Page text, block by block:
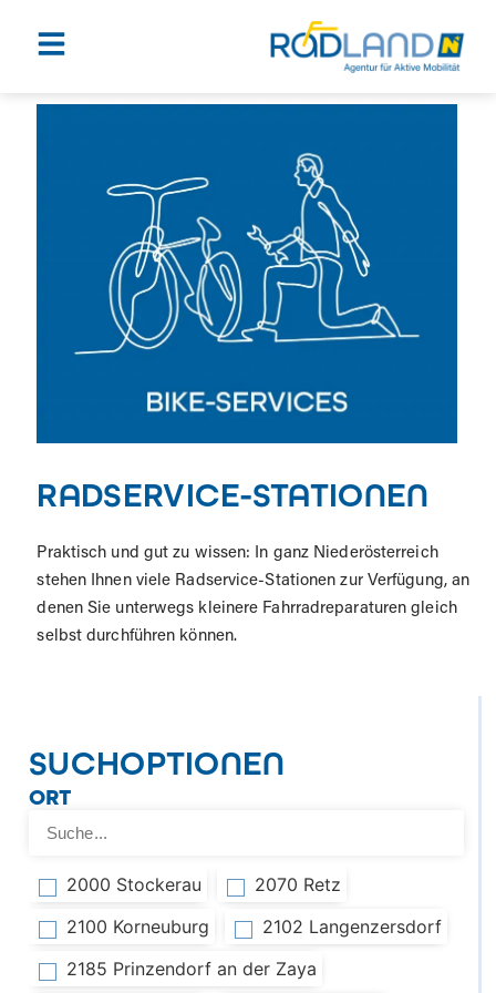
RADSERVICE-STATIONEN
Praktisch und gut zu wissen: In ganz Niederösterreich
stehen Ihnen viele Radservice-Stationen zur Verfügung, an
denen Sie unterwegs kleinere Fahrradreparaturen gleich
selbst durchführen können.
SUCHOPTIONEN
ORT
2000 Stockerau
2070 Retz
2100 Korneuburg
2102 Langenzersdorf
2185 Prinzendorf an der Zaya